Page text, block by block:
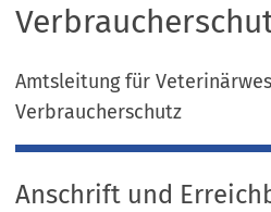
Amtsleitung für
Verbraucherschutz
Anschrift und